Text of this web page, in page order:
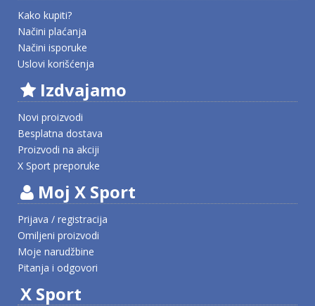
Kako kupiti?
Načini plaćanja
Načini isporuke
Uslovi korišćenja
Izdvajamo
Novi proizvodi
Besplatna dostava
Proizvodi na akciji
X Sport preporuke
Moj X Sport
Prijava / registracija
Omiljeni proizvodi
Moje narudžbine
Pitanja i odgovori
X Sport